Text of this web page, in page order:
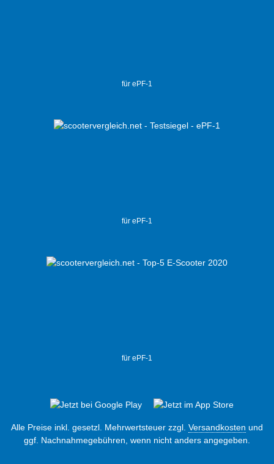
für ePF-1
für ePF-1
für ePF-1
Alle Preise inkl. gesetzl. Mehrwertsteuer zzgl. Versandkosten und
ggf. Nachnahmegebühren, wenn nicht anders angegeben.